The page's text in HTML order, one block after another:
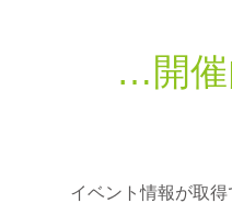
開
イベント情報が取得